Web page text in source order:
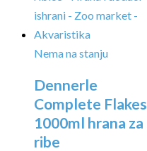
Nema na stanju
Dennerle
Complete Flakes
1000ml hrana za
ribe